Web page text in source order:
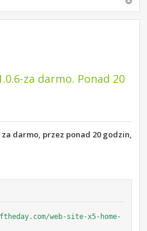
za darmo. Ponad 20
za darmo, przez ponad 20 godzin,
web-site-x5-home-